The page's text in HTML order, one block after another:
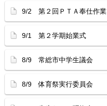
9/2 第２回ＰＴＡ奉仕作業
9/1 第２学期始業式
8/9 常総市中学生議会
8/9 体育祭実行委員会